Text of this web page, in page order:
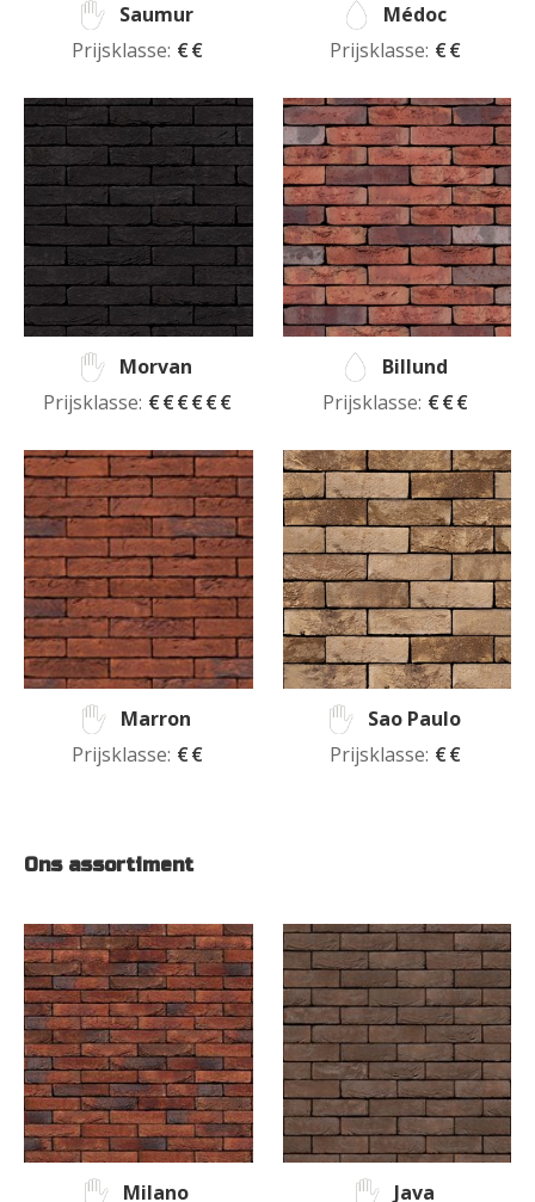
Saumur
Prijsklasse: €€
Médoc
Prijsklasse: €€
Morvan
Prijsklasse: €€€€€€
Billund
Prijsklasse: €€€
Marron
Prijsklasse: €€
Sao Paulo
Prijsklasse: €€
Ons assortiment
Milano
Java